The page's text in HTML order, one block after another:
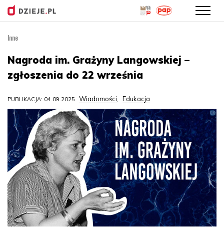
treści
Inne
Nagroda im. Grażyny Langowskiej –
zgłoszenia do 22 września
PUBLIKACJA: 04.09.2025 Wiadomości, Edukacja